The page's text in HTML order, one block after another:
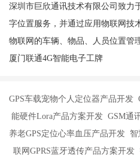
深圳市巨欣通讯技术有限公司致力
字位置服务，并通过应用物联网技
物联网的车辆、物品、人员位置管
厦门联通4G智能电子工牌
GPS车载宠物个人定位器产品开发
能硬件Lora产品方案开发 GSM通
养老GPS定位心率血压产品开发
联网GPRS蓝牙透传产品方案开